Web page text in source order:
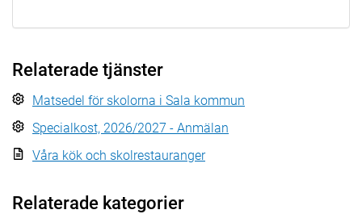
Relaterade tjänster
Matsedel för skolorna i Sala kommun
Specialkost, 2026/2027 - Anmälan
Våra kök och skolrestauranger
Relaterade kategorier